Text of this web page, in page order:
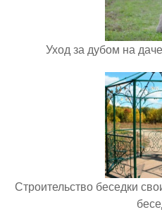
Уход за дубом на
Строительство беседки